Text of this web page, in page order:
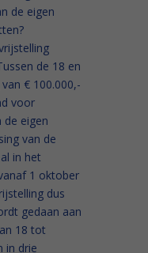
de eigen
de 18 en
€ 100.000,-
voor
de eigen
van de
in het
1 oktober
dus
gedaan aan
18 tot
in drie